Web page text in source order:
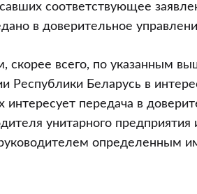
соответствующее
в доверительное
всего, по указанным
Республики Беларусь в
интересует передача в
унитарного предприятия
определенным